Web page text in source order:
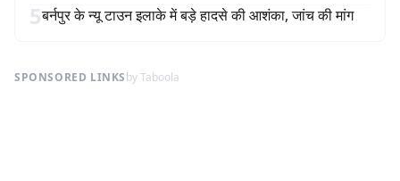
5बर्नपुर के न्यू टाउन इलाके में बड़े हादसे की आशंका, जांच की मांग
SPONSORED LINKSby Taboola